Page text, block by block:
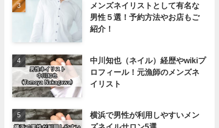
メンズネイリストとして有名な
男性５選！予約方法やお店もご
紹介！
中川知也（ネイル）経歴やwikiプ
ロフィール！元漁師のメンズネ
イリスト
横浜で男性が利用しやすいメン